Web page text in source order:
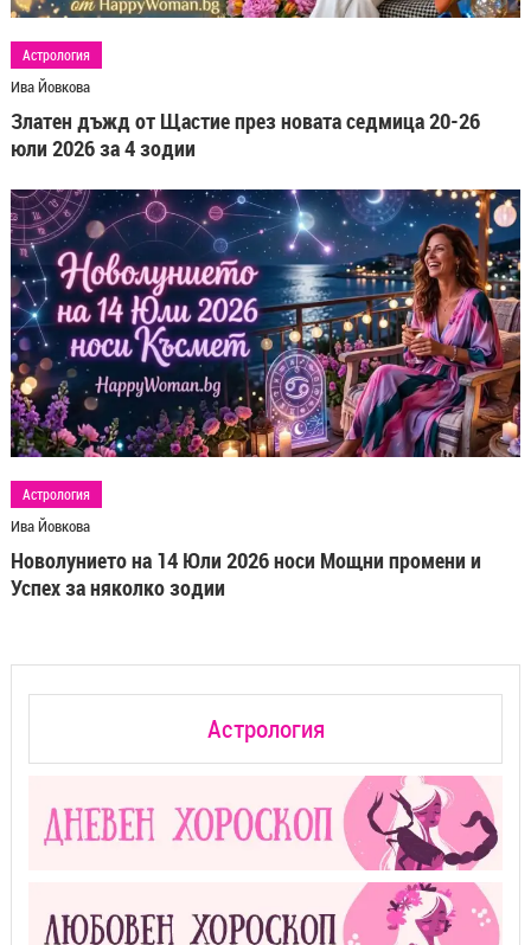
Астрология
Ива Йовкова
Златен дъжд от Щастие през новата седмица 20-26
юли 2026 за 4 зодии
Астрология
Ива Йовкова
Новолунието на 14 Юли 2026 носи Мощни промени и
Успех за няколко зодии
Астрология